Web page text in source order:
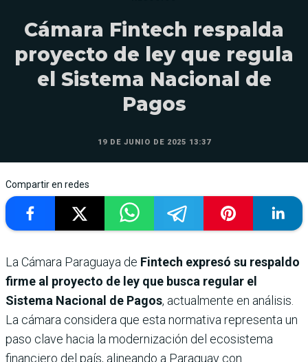
Cámara Fintech respalda
proyecto de ley que regula
el Sistema Nacional de
Pagos
19 DE JUNIO DE 2025 13:37
Compartir en redes
La Cámara Paraguaya de Fintech expresó su respaldo
firme al proyecto de ley que busca regular el
Sistema Nacional de Pagos, actualmente en análisis.
La cámara considera que esta normativa representa un
paso clave hacia la modernización del ecosistema
financiero del país, alineando a Paraguay con